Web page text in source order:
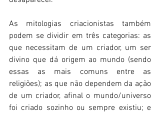
As mitologias criacionistas também
podem se dividir em três categorias: as
que necessitam de um criador, um ser
divino que dá origem ao mundo (sendo
essas as mais comuns entre as
religiões); as que não dependem da ação
de um criador, afinal o mundo/universo
foi criado sozinho ou sempre existiu; e